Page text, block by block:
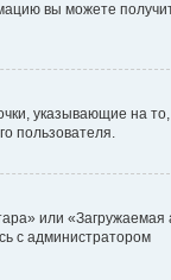
вы можете
указывающие на то,
пользователя.
или «Загружаемая
с администратором